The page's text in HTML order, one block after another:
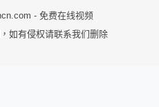
- 免费在线视频
如有侵权请联系我们删除